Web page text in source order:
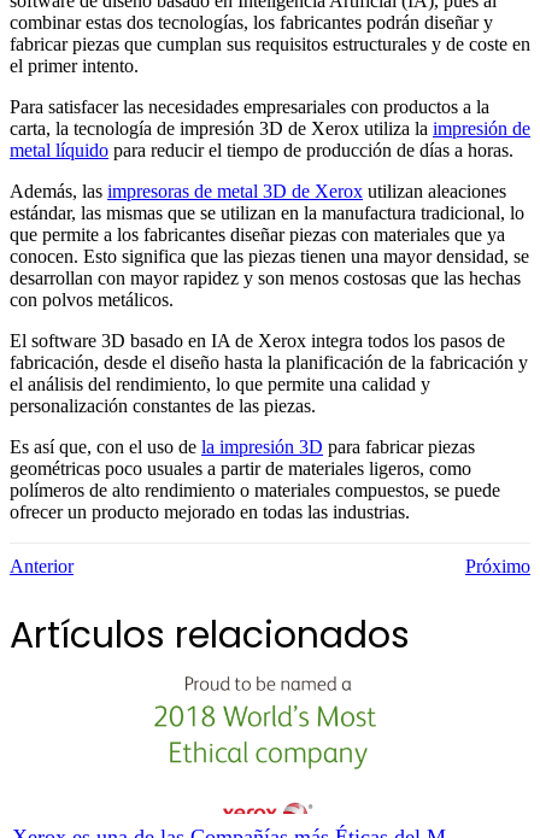
combinar estas dos tecnologías, los fabricantes podrán diseñar y
fabricar piezas que cumplan sus requisitos estructurales y de coste en
el primer intento.
Para satisfacer las necesidades empresariales con productos a la
carta, la tecnología de impresión 3D de Xerox utiliza la impresión de
metal líquido para reducir el tiempo de producción de días a horas.
Además, las impresoras de metal 3D de Xerox utilizan aleaciones
estándar, las mismas que se utilizan en la manufactura tradicional, lo
que permite a los fabricantes diseñar piezas con materiales que ya
conocen. Esto significa que las piezas tienen una mayor densidad, se
desarrollan con mayor rapidez y son menos costosas que las hechas
con polvos metálicos.
El software 3D basado en IA de Xerox integra todos los pasos de
fabricación, desde el diseño hasta la planificación de la fabricación y
el análisis del rendimiento, lo que permite una calidad y
personalización constantes de las piezas.
Es así que, con el uso de la impresión 3D para fabricar piezas
geométricas poco usuales a partir de materiales ligeros, como
polímeros de alto rendimiento o materiales compuestos, se puede
ofrecer un producto mejorado en todas las industrias.
Anterior Próximo
Artículos relacionados